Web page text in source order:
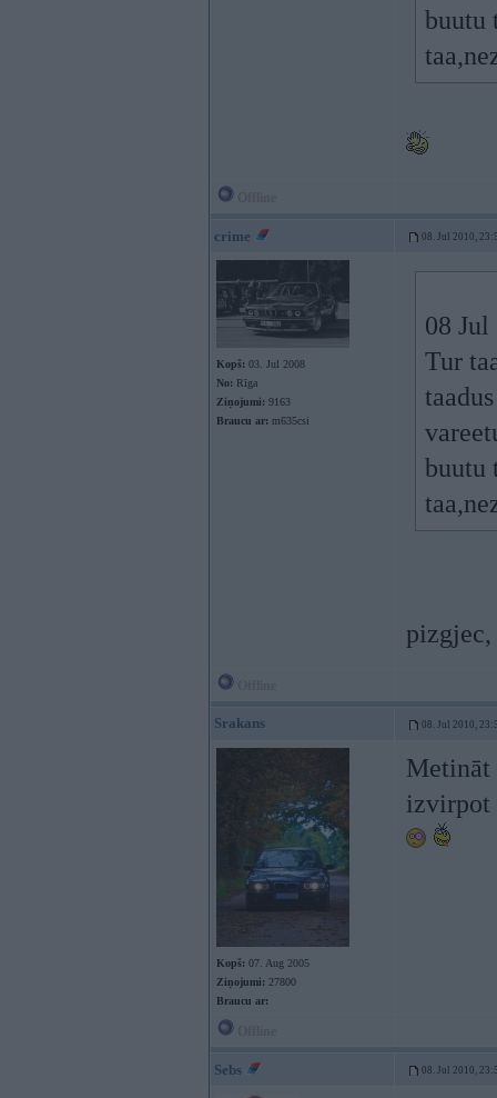
buutu
crime 08. Jul 2010,
Kopš: 03. Jul 2008
No: Rīga
Ziņojumi: 9163
Braucu ar: m635csi
08
Tur
buutu
Srakans 08. Jul 2010,
Kopš: 07. Aug 2005
Ziņojumi: 27800
Braucu ar:
Metināt
izvirpot
Sebs 08. Jul 2010,